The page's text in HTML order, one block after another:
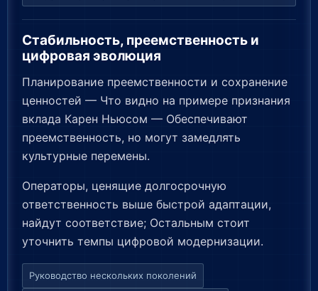
Стабильность, преемственность и
цифровая эволюция
Планирование преемственности и сохранение
ценностей — Что видно на примере признания
вклада Карен Ньюсом — Обеспечивают
преемственность, но могут замедлять
культурные перемены.
Операторы, ценящие долгосрочную
ответственность выше быстрой адаптации,
найдут соответствие; Остальным стоит
уточнить темпы цифровой модернизации.
Руководство нескольких поколений